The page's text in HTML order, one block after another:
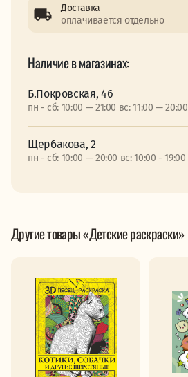
Доставка
оплачивается отдельно
Наличие в магазинах:
Б.Покровская, 46
пн - сб: 10:00 — 21:00 вс: 11:00 — 20:00
Щербакова, 2
пн - сб: 10:00 — 20:00 вс: 10:00 - 19:00
Другие товары «Детские раскраски»